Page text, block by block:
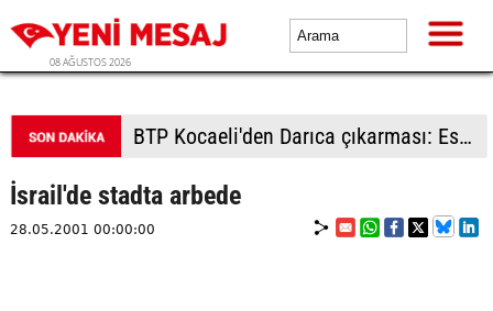
08 AĞUSTOS 2026
BTP Kocaeli'den Darıca çıkarması: Esnaf ve derneklerden yoğun ilgi
İsrail'de stadta arbede
28.05.2001 00:00:00